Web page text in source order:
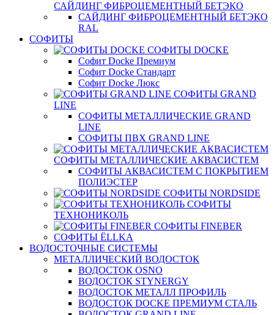
САЙДИНГ ФИБРОЦЕМЕНТНЫЙ БЕТЭКО
САЙДИНГ ФИБРОЦЕМЕНТНЫЙ БЕТЭКО
RAL
СОФИТЫ
СОФИТЫ DOCKE
Софит Docke Премиум
Софит Docke Стандарт
Софит Docke Люкс
СОФИТЫ GRAND
LINE
СОФИТЫ МЕТАЛЛИЧЕСКИЕ GRAND
LINE
СОФИТЫ ПВХ GRAND LINE
СОФИТЫ МЕТАЛЛИЧЕСКИЕ АКВАСИСТЕМ
СОФИТЫ АКВАСИСТЕМ С ПОКРЫТИЕМ
ПОЛИЭСТЕР
СОФИТЫ NORDSIDE
СОФИТЫ
ТЕХНОНИКОЛЬ
СОФИТЫ FINEBER
СОФИТЫ ЁLLKA
ВОДОСТОЧНЫЕ СИСТЕМЫ
МЕТАЛЛИЧЕСКИЙ ВОДОСТОК
ВОДОСТОК OSNO
ВОДОСТОК STYNERGY
ВОДОСТОК МЕТАЛЛ ПРОФИЛЬ
ВОДОСТОК DOCKE ПРЕМИУМ СТАЛЬ